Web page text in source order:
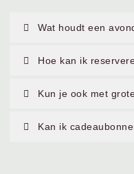
Wat houdt een
Hoe kan ik
Kun je ook met
Kan ik